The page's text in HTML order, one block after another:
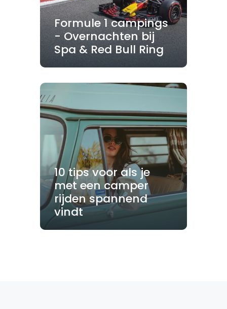
Formule 1 campings
- Overnachten bij
Spa & Red Bull Ring
10 tips voor als je
met een camper
rijden spannend
vindt